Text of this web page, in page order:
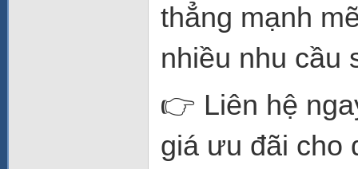
thẳng mạnh
nhiều nhu cầu
👉 Liên hệ
giá ưu đãi cho